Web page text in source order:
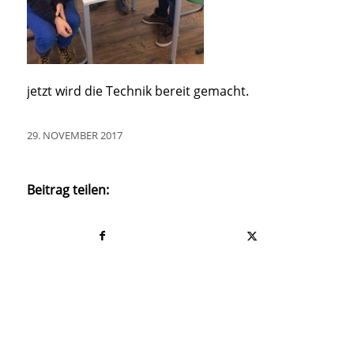
jetzt wird die Technik bereit gemacht.
29. NOVEMBER 2017
Beitrag teilen: